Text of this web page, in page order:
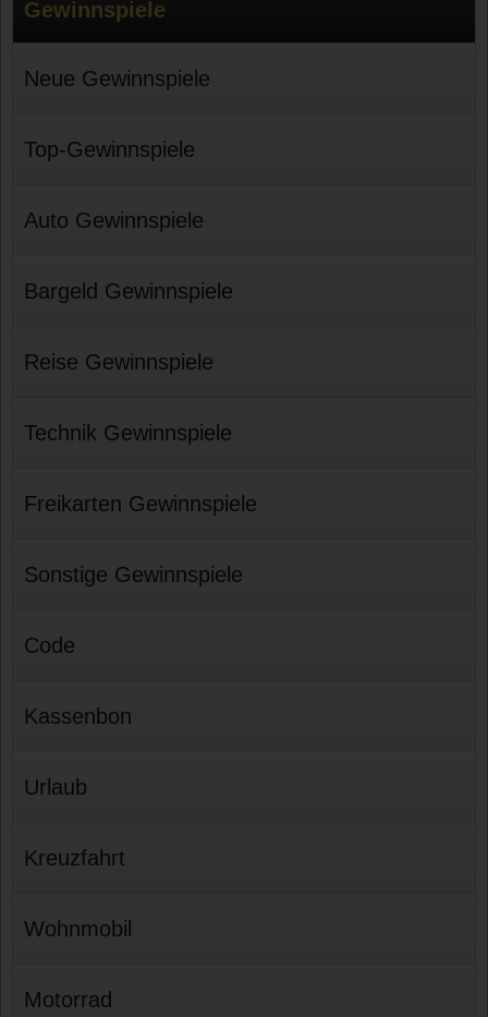
Gewinnspiele
Neue Gewinnspiele
Top-Gewinnspiele
Auto Gewinnspiele
Bargeld Gewinnspiele
Reise Gewinnspiele
Technik Gewinnspiele
Freikarten Gewinnspiele
Sonstige Gewinnspiele
Code
Kassenbon
Urlaub
Kreuzfahrt
Wohnmobil
Motorrad